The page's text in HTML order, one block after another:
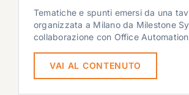
Tematiche e spunti emersi da una
organizzata a Milano da Milestone
collaborazione con Office
VAI AL CONTENUTO